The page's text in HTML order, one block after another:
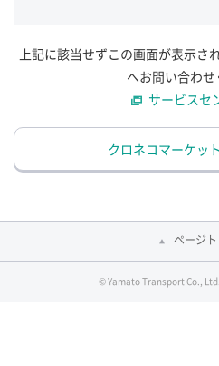
上記に該当せずこの画面が表示さ
へお問い合わせ
サービスセ
クロネコマーケッ
ページ
© Yamato Transport Co.,